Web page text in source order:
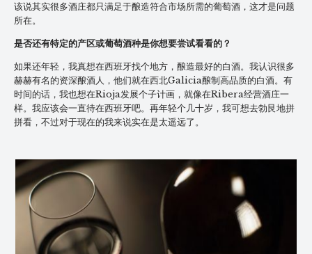
该说其实很多酒庄都只满足于酿造符合市场所需的葡萄酒，这才是问题
所在。
是否还有特定的产区或葡萄酒种是你想要尝试看看的？
如果还年轻，我真想在西班牙找个地方，酿造最好的白酒。我认识很多
赫赫有名的资深酿酒人，他们就在西北Galicia酿制高品质的白酒。有
时间的话，我也想在Rioja发展个子计画，就像在Ribera经营酒庄一
样。我应该会一直待在西班牙吧。再年轻个几十岁，我可想去勃艮地拼
拼看，不过对于现在的我来说实在是太遥远了。